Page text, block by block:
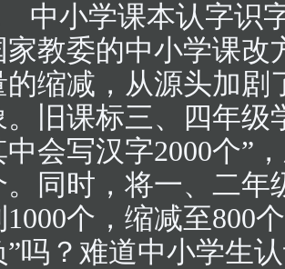
中小学课本认字识
家教委的中小学课
的缩减，从源头加剧
。旧课标三、四年级
中会写汉字2000个”
。同时，将一、二年
1000个，缩减至800
”吗？难道中小学生